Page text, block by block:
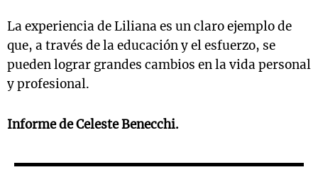
La experiencia de Liliana es un claro ejemplo de
que, a través de la educación y el esfuerzo, se
pueden lograr grandes cambios en la vida personal
y profesional.
Informe de Celeste Benecchi.